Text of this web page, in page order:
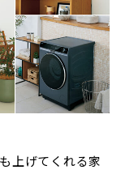
上げてくれる家